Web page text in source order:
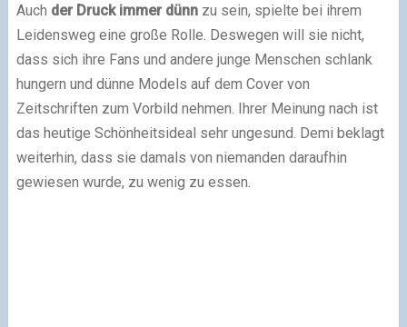
Auch der Druck immer dünnzu sein, spielte bei ihrem
Leidensweg eine große Rolle. Deswegen will sie nicht,
dass sich ihre Fans und andere junge Menschen schlank
hungern und dünne Models auf dem Cover von
Zeitschriften zum Vorbild nehmen. Ihrer Meinung nach ist
das heutige Schönheitsideal sehr ungesund. Demi beklagt
weiterhin, dass sie damals von niemanden daraufhin
gewiesen wurde, zu wenig zu essen.